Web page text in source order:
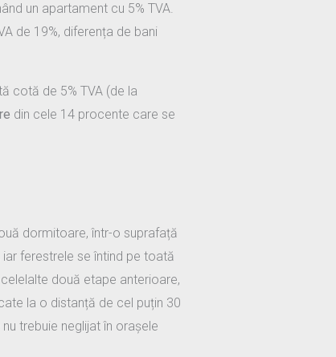
un apartament cu 5% TVA.
de 19%, diferența de bani
cotă de 5% TVA (de la
din cele 14 procente care se
dormitoare, într-o suprafață
ferestrele se întind pe toată
două etape anterioare,
la o distanță de cel puțin 30
trebuie neglijat în orașele